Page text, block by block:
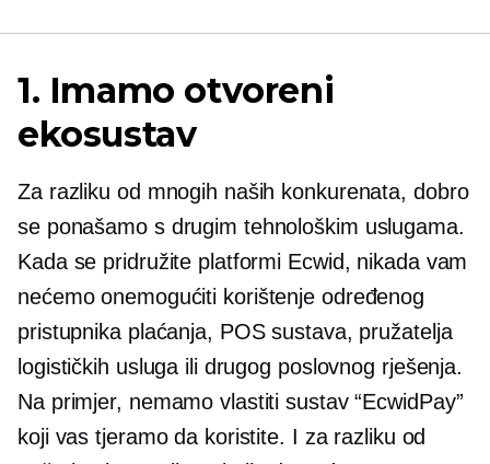
1. Imamo otvoreni
ekosustav
Za razliku od mnogih naših konkurenata, dobro
se ponašamo s drugim tehnološkim uslugama.
Kada se pridružite platformi Ecwid, nikada vam
nećemo onemogućiti korištenje određenog
pristupnika plaćanja, POS sustava, pružatelja
logističkih usluga ili drugog poslovnog rješenja.
Na primjer, nemamo vlastiti sustav “EcwidPay”
koji vas tjeramo da koristite. I za razliku od